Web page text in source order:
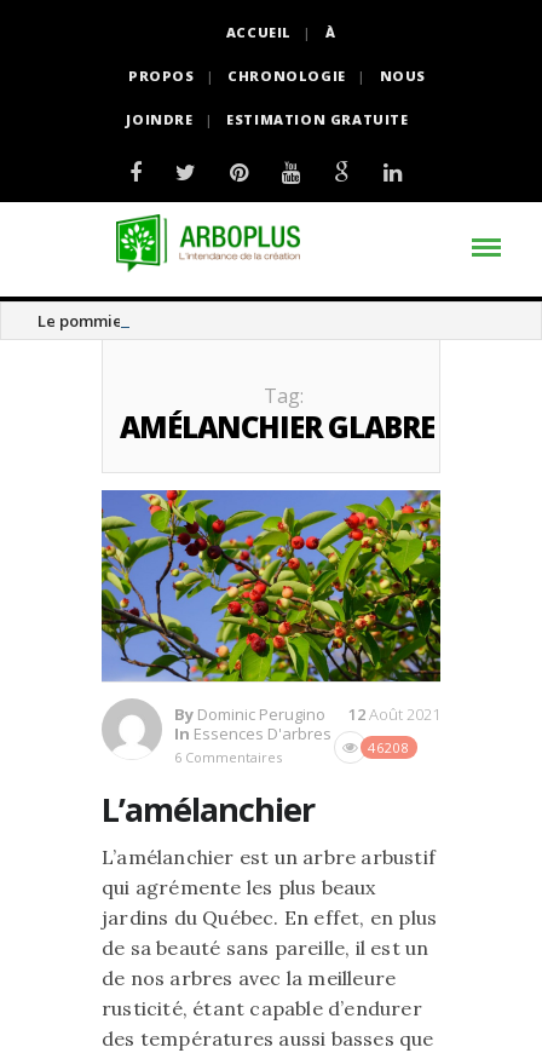
ACCUEIL À
PROPOS CHRONOLOGIE NOUS
JOINDRE ESTIMATION GRATUITE
Le pommier thé
Tag:
AMÉLANCHIER GLABRE
By Dominic Perugino
In Essences D'arbres
6 Commentaires
46208
12Août 2021
L’amélanchier
L’amélanchier est un arbre arbustif
qui agrémente les plus beaux
jardins du Québec. En effet, en plus
de sa beauté sans pareille, il est un
de nos arbres avec la meilleure
rusticité, étant capable d’endurer
des températures aussi basses que